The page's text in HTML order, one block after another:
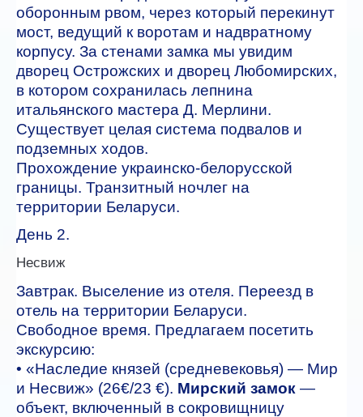
оборонным рвом, через который перекинут
мост, ведущий к воротам и надвратному
корпусу. За стенами замка мы увидим
дворец Острожских и дворец Любомирских,
в котором сохранилась лепнина
итальянского мастера Д. Мерлини.
Существует целая система подвалов и
подземных ходов.
Прохождение украинско-белорусской
границы. Транзитный ночлег на
территории Беларуси.
День 2.
Несвиж
Завтрак. Выселение из отеля. Переезд в
отель на территории Беларуси.
Свободное время. Предлагаем посетить
экскурсию:
• «Наследие князей (средневековья) — Мир
и Несвиж» (26€/23 €). Мирский замок —
объект, включенный в сокровищницу